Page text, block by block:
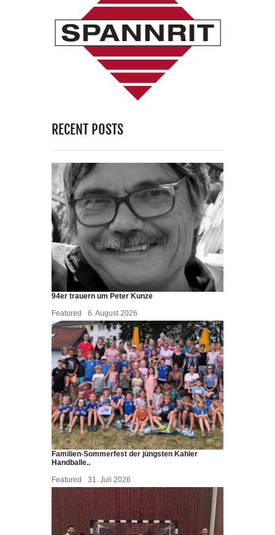
RECENT POSTS
94er trauern um Peter Kunze
Featured
6. August 2026
Familien-Sommerfest der jüngsten Kahler
Handballe..
Featured
31. Juli 2026